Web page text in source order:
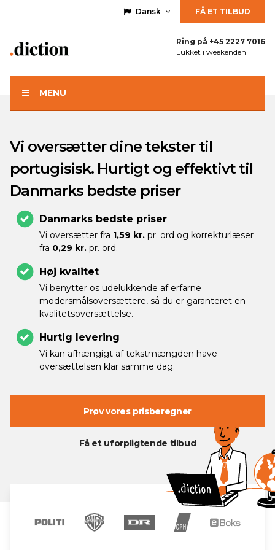
Dansk FÅ ET TILBUD
Ring på +45 2227 7016
Lukket i weekenden
MENU
Vi oversætter dine tekster til
portugisisk. Hurtigt og effektivt til
Danmarks bedste priser
Danmarks bedste priser
Vi oversætter fra 1,59 kr. pr. ord og korrekturlæser
fra 0,29 kr. pr. ord.
Høj kvalitet
Vi benytter os udelukkende af erfarne
modersmålsoversættere, så du er garanteret en
kvalitetsoversættelse.
Hurtig levering
Vi kan afhængigt af tekstmængden have
oversættelsen klar samme dag.
Prøv vores prisberegner
Få et uforpligtende tilbud